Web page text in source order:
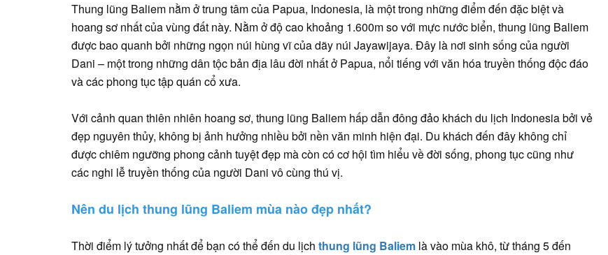
Thung lũng Baliem nằm ở trung tâm của Papua, Indonesia, là một trong những điểm đến đặc biệt và
hoang sơ nhất của vùng đất này. Nằm ở độ cao khoảng 1.600m so với mực nước biển, thung lũng Baliem
được bao quanh bởi những ngọn núi hùng vĩ của dãy núi Jayawijaya. Đây là nơi sinh sống của người
Dani – một trong những dân tộc bản địa lâu đời nhất ở Papua, nổi tiếng với văn hóa truyền thống độc đáo
và các phong tục tập quán cổ xưa.
Với cảnh quan thiên nhiên hoang sơ, thung lũng Baliem hấp dẫn đông đảo khách du lịch Indonesia bởi vẻ
đẹp nguyên thủy, không bị ảnh hưởng nhiều bởi nền văn minh hiện đại. Du khách đến đây không chỉ
được chiêm ngưỡng phong cảnh tuyệt đẹp mà còn có cơ hội tìm hiểu về đời sống, phong tục cũng như
các nghi lễ truyền thống của người Dani vô cùng thú vị.
Nên du lịch thung lũng Baliem mùa nào đẹp nhất?
Thời điểm lý tưởng nhất để bạn có thể đến du lịch thung lũng Baliem là vào mùa khô, từ tháng 5 đến